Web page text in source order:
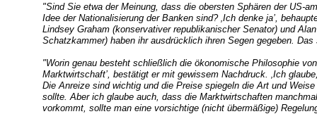
"Sind Sie etwa der Meinung, dass die obersten Sphären der US-
Idee der Nationalisierung der Banken sind? ‚Ich denke ja’,
Lindsey Graham (konservativer republikanischer Senator) und
Schatzkammer) haben ihr ausdrücklich ihren Segen gegeben.
"Worin genau besteht schließlich die ökonomische Philosophie
Marktwirtschaft’, bestätigt er mit gewissem Nachdruck. ‚Ich
Die Anreize sind wichtig und die Preise spiegeln die Art und
sollte. Aber ich glaube auch, dass die Marktwirtschaften
vorkommt, sollte man eine vorsichtige (nicht übermäßige)